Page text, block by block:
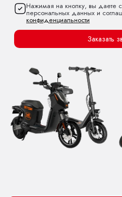
Нажимая на кнопку, вы даете
персональных данных и
конфиденциальности
Заказать